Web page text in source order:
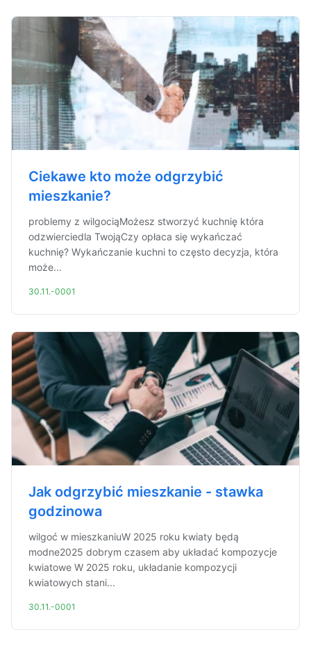
Ciekawe kto może odgrzybić
mieszkanie?
problemy z wilgociąMożesz stworzyć kuchnię która
odzwierciedla TwojąCzy opłaca się wykańczać
kuchnię? Wykańczanie kuchni to często decyzja, która
może...
30.11.-0001
Jak odgrzybić mieszkanie - stawka
godzinowa
wilgoć w mieszkaniuW 2025 roku kwiaty będą
modne2025 dobrym czasem aby układać kompozycje
kwiatowe W 2025 roku, układanie kompozycji
kwiatowych stani...
30.11.-0001